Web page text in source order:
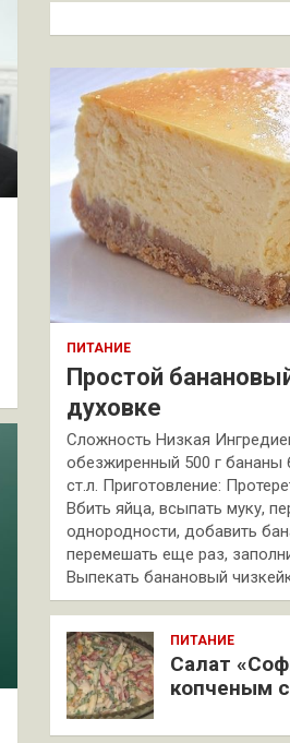
к
ПИТАНИЕ
Простой
духовке
Сложность Низкая
обезжиренный 500 г бананы
ст.л. Приготовление:
Вбить яйца, всыпать муку,
однородности, добавить
перемешать еще раз,
Выпекать банановый
ПИТАНИЕ
Салат
копченым